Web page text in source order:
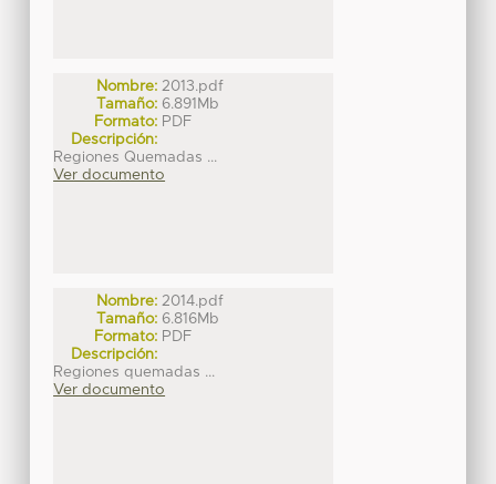
Nombre: 2013.pdf
Tamaño: 6.891Mb
Formato: PDF
Descripción:
Regiones Quemadas ...
Ver documento
Nombre: 2014.pdf
Tamaño: 6.816Mb
Formato: PDF
Descripción:
Regiones quemadas ...
Ver documento